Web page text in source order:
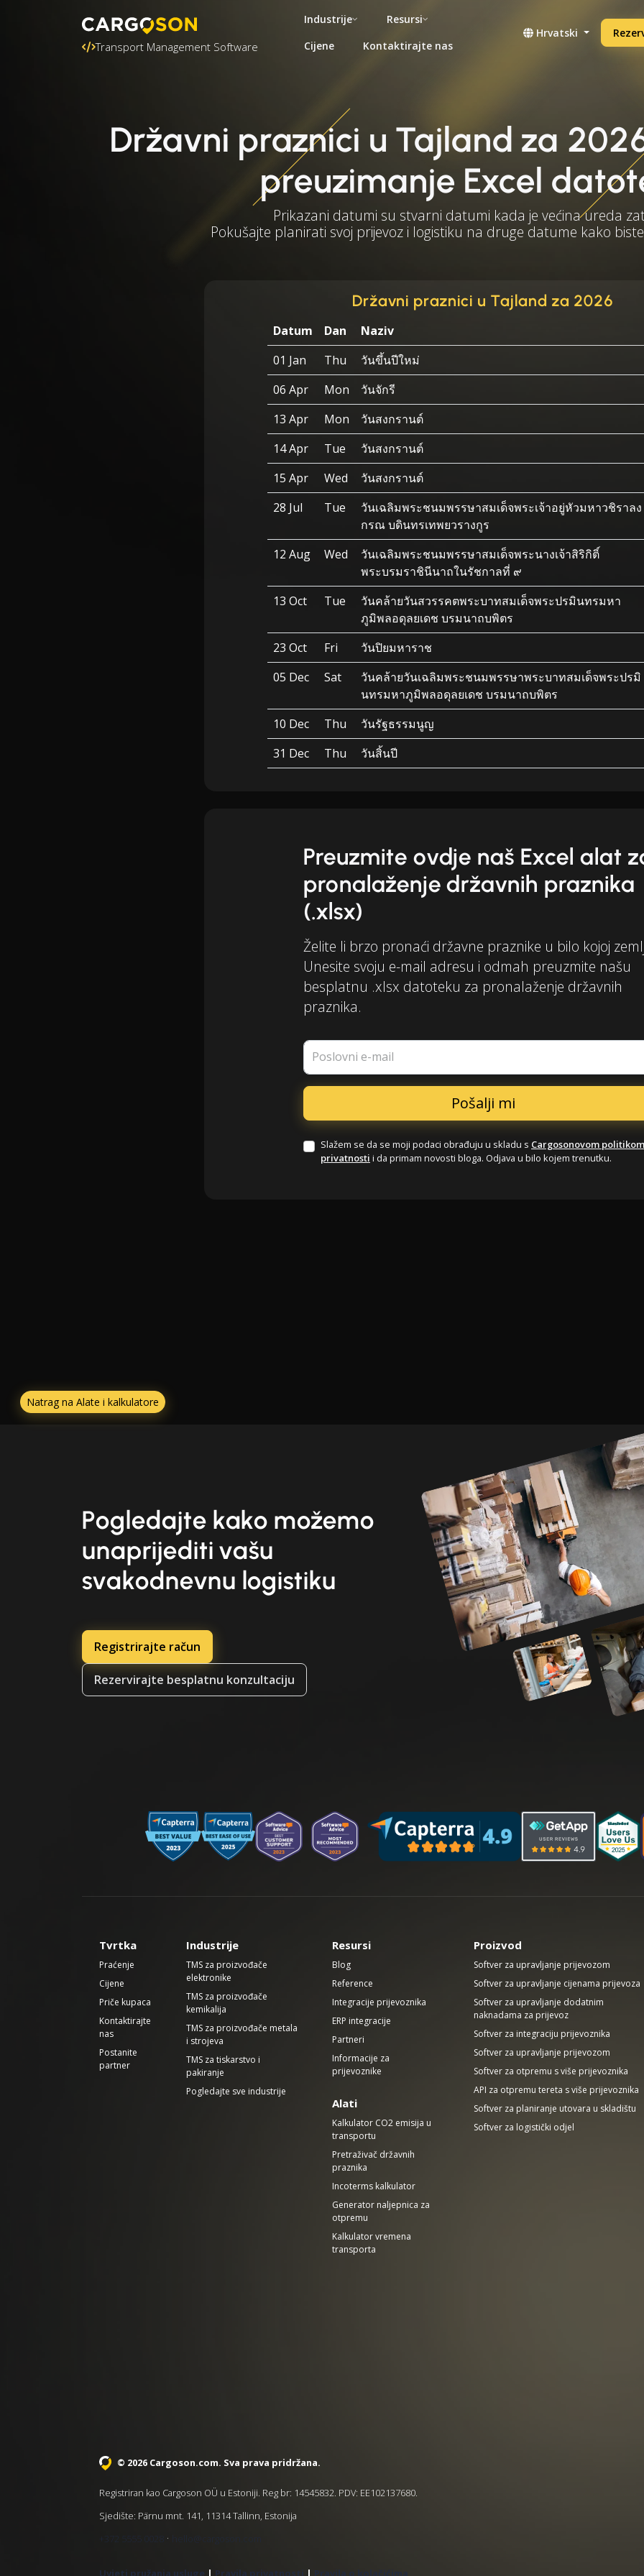
Transport Management Software
Industrije
Resursi
Cijene
Kontaktirajte nas
Hrvatski
Državni praznici u Tajland za
preuzimanje Excel
Prikazani datumi su stvarni datumi kada je većina ureda
Pokušajte planirati svoj prijevoz i logistiku na druge datume kako
Državni praznici u Tajland za 2026
Datum Dan
Naziv
01 Jan
Thu
วันขึ้นปีใหม่
06 Apr
Mon
วันจักรี
13 Apr
Mon
วันสงกรานต์
14 Apr
Tue
วันสงกรานต์
15 Apr
Wed
วันสงกรานต์
28 Jul
Tue
วันเฉลิมพระชนมพรรษาสมเด็จพระเจ้าอยู่หัวมหาวชิราลง
กรณ บดินทรเทพยวรางกูร
12 Aug
Wed
วันเฉลิมพระชนมพรรษาสมเด็จพระนางเจ้าสิริกิติ์
พระบรมราชินีนาถในรัชกาลที่ ๙
13 Oct
Tue
วันคล้ายวันสวรรคตพระบาทสมเด็จพระปรมินทรมหา
ภูมิพลอดุลยเดช บรมนาถบพิตร
23 Oct
Fri
วันปิยมหาราช
05 Dec
Sat
วันคล้ายวันเฉลิมพระชนมพรรษาพระบาทสมเด็จพระปรมิ
นทรมหาภูมิพลอดุลยเดช บรมนาถบพิตร
10 Dec
Thu
วันรัฐธรรมนูญ
31 Dec
Thu วันสิ้นปี
Preuzmite ovdje naš Excel alat
pronalaženje državnih praznika
(.xlsx)
Želite li brzo pronaći državne praznike u bilo kojoj
Unesite svoju e-mail adresu i odmah preuzmite našu
besplatnu .xlsx datoteku za pronalaženje državnih
praznika.
Poslovni e-mail
Slažem se da se moji podaci obrađuju u skladu s Cargosonovom politikom
privatnosti i da primam novosti bloga. Odjava u bilo kojem trenutku.
Natrag na Alate i kalkulatore
Pogledajte kako možemo
unaprijediti vašu
svakodnevnu logistiku
Registrirajte račun
Rezervirajte besplatnu konzultaciju
Tvrtka
Praćenje
Cijene
Priče kupaca
Kontaktirajte
nas
Postanite
partner
Industrije
TMS za proizvođače
elektronike
TMS za proizvođače
kemikalija
TMS za proizvođače metala
i strojeva
TMS za tiskarstvo i
pakiranje
Pogledajte sve industrije
Resursi
Blog
Reference
Integracije prijevoznika
ERP integracije
Partneri
Informacije za
prijevoznike
Alati
Kalkulator CO2 emisija u
transportu
Pretraživač državnih
praznika
Incoterms kalkulator
Generator naljepnica za
otpremu
Kalkulator vremena
transporta
Proizvod
Softver za upravljanje prijevozom
Softver za upravljanje cijenama prijevoza
Softver za upravljanje dodatnim
naknadama za prijevoz
Softver za integraciju prijevoznika
Softver za upravljanje prijevozom
Softver za otpremu s više prijevoznika
API za otpremu tereta s više prijevoznika
Softver za planiranje utovara u skladištu
Softver za logistički odjel
© 2026 Cargoson.com. Sva prava pridržana.
Registriran kao Cargoson OÜ u Estoniji. Reg br: 14545832. PDV: EE102137680.
Sjedište: Pärnu mnt. 141, 11314 Tallinn, Estonija
+372 5555 0028
· hello@cargoson.com
Uvjeti pružanja usluge | Pravila privatnosti | Pravila o kolačićima